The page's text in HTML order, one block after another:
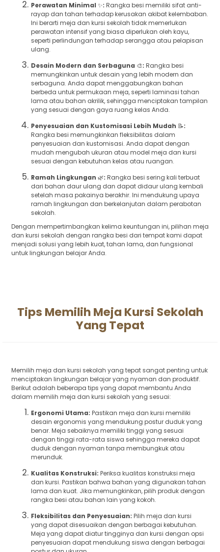
Perawatan Minimal ✨: Rangka besi memiliki sifat anti-
rayap dan tahan terhadap kerusakan akibat kelembaban.
Ini berarti meja dan kursi sekolah tidak memerlukan
perawatan intensif yang biasa diperlukan oleh kayu,
seperti perlindungan terhadap serangga atau pelapisan
ulang.
Desain Modern dan Serbaguna 🎨: Rangka besi
memungkinkan untuk desain yang lebih modern dan
serbaguna. Anda dapat menggabungkan bahan
berbeda untuk permukaan meja, seperti laminasi tahan
lama atau bahan akrilik, sehingga menciptakan tampilan
yang sesuai dengan gaya ruang kelas Anda.
Penyesuaian dan Kustomisasi Lebih Mudah 📝:
Rangka besi memungkinkan fleksibilitas dalam
penyesuaian dan kustomisasi. Anda dapat dengan
mudah mengubah ukuran atau model meja dan kursi
sesuai dengan kebutuhan kelas atau ruangan.
Ramah Lingkungan 🌿: Rangka besi sering kali terbuat
dari bahan daur ulang dan dapat didaur ulang kembali
setelah masa pakainya berakhir. Ini mendukung upaya
ramah lingkungan dan berkelanjutan dalam perabotan
sekolah.
Dengan mempertimbangkan kelima keuntungan ini, pilihan meja
dan kursi sekolah dengan rangka besi dari tempat kami dapat
menjadi solusi yang lebih kuat, tahan lama, dan fungsional
untuk lingkungan belajar Anda.
Tips Memilih Meja Kursi Sekolah
Yang Tepat
Memilih meja dan kursi sekolah yang tepat sangat penting untuk
menciptakan lingkungan belajar yang nyaman dan produktif.
Berikut adalah beberapa tips yang dapat membantu Anda
dalam memilih meja dan kursi sekolah yang sesuai:
Ergonomi Utama: Pastikan meja dan kursi memiliki
desain ergonomis yang mendukung postur duduk yang
benar. Meja sebaiknya memiliki tinggi yang sesuai
dengan tinggi rata-rata siswa sehingga mereka dapat
duduk dengan nyaman tanpa membungkuk atau
merunduk.
Kualitas Konstruksi: Periksa kualitas konstruksi meja
dan kursi. Pastikan bahwa bahan yang digunakan tahan
lama dan kuat. Jika memungkinkan, pilih produk dengan
rangka besi atau bahan lain yang kokoh.
Fleksibilitas dan Penyesuaian: Pilih meja dan kursi
yang dapat disesuaikan dengan berbagai kebutuhan.
Meja yang dapat diatur tingginya dan kursi dengan opsi
penyesuaian dapat mendukung siswa dengan berbagai